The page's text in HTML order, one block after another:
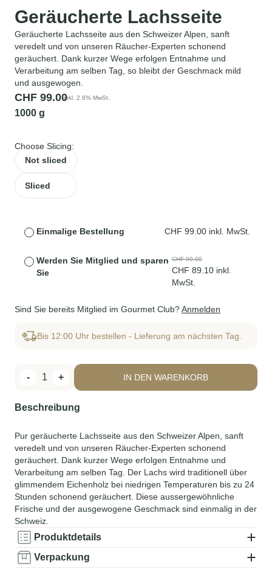
Geräucherte Lachsseite
Geräucherte Lachsseite aus den Schweizer Alpen, sanft
veredelt und von unseren Räucher-Experten schonend
geräuchert. Dank kurzer Wege erfolgen Entnahme und
Verarbeitung am selben Tag, so bleibt der Geschmack mild
und ausgewogen.
CHF 99.00inkl. 2.6% MwSt.
1000 g
Choose Slicing:
Not sliced
Sliced
Einmalige Bestellung CHF 99.00 inkl. MwSt.
Werden Sie Mitglied und sparen
Sie
CHF99.00
CHF 89.10 inkl.
MwSt.
Sind Sie bereits Mitglied im Gourmet Club?Anmelden
Bis 12:00 Uhr bestellen - Lieferung am nächsten Tag.
- 1 + IN DEN WARENKORB
Beschreibung
Pur geräucherte Lachsseite aus den Schweizer Alpen, sanft
veredelt und von unseren Räucher-Experten schonend
geräuchert. Dank kurzer Wege erfolgen Entnahme und
Verarbeitung am selben Tag. Der Lachs wird traditionell über
glimmendem Eichenholz bei niedrigen Temperaturen bis zu 24
Stunden schonend geräuchert. Diese aussergewöhnliche
Frische und der ausgewogene Geschmack sind einmalig in der
Schweiz.
Produktdetails
Zutaten:
Kalt geräucherter Schweizer Lachs (Salmo
salar), Speisesalz.
Verpackung